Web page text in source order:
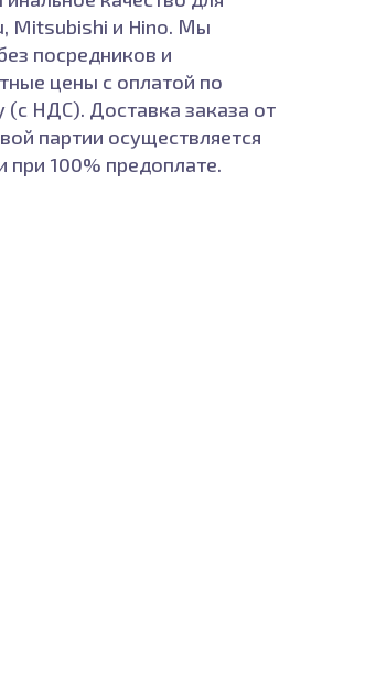
Mitsubishi и Hino. Мы
посредников и
цены с оплатой по
(с НДС). Доставка заказа от
партии осуществляется
при 100% предоплате.